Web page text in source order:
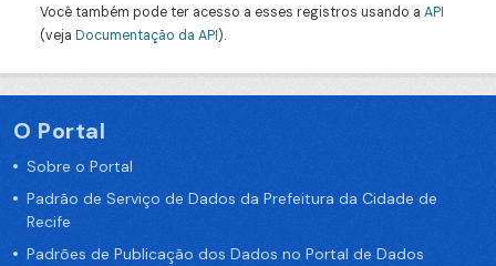
Você também pode ter acesso a esses registros usando a API
(veja Documentação da API).
O Portal
Sobre o Portal
Padrão de Serviço de Dados da Prefeitura da Cidade de
Recife
Padrões de Publicação dos Dados no Portal de Dados